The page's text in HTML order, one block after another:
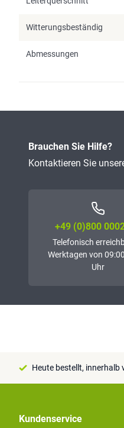
Witterungsbeständig
Abmessungen
Brauchen Sie Hilfe?
Kontaktieren Sie
+49 (0)800
Telefonisch
Werktagen von
Uhr
Heute bestellt, innerhalb
Kundenservice